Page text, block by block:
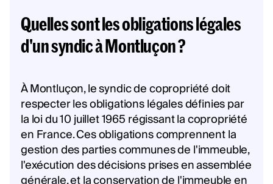
Quelles sont les obligations légales
d'un syndic à Montluçon ?
À Montluçon, le syndic de copropriété doit
respecter les obligations légales définies par
la loi du 10 juillet 1965 régissant la copropriété
en France. Ces obligations comprennent la
gestion des parties communes de l'immeuble,
l'exécution des décisions prises en assemblée